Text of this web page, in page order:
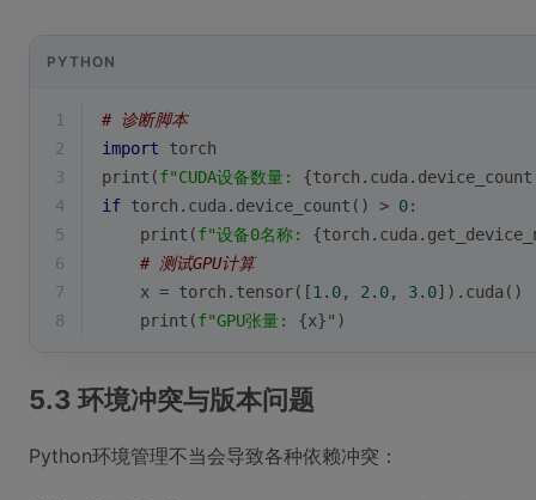
PYTHON
1
# 诊断脚本
2
import torch
3
print (f"CUDA设备数量:
4
if torch.cuda.device_count() > 0:
5
print (f"设备0名称:
6
# 测试GPU计算
7
    x = torch.tensor([
1.0, 2.0, 3.0]).cuda()
8
print (f"GPU张量: {x}" )
5.3 环境冲突与版本问题
Python环境管理不当会导致各种依赖冲突：